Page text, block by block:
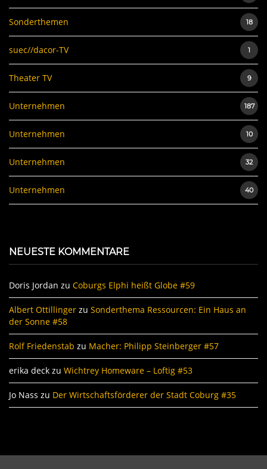
Sonderthemen 18
suec//dacor-TV 1
Theater TV 9
Unternehmen 187
Unternehmen 10
Unternehmen 32
Unternehmen 40
NEUESTE KOMMENTARE
Doris Jordan zu Coburgs Elphi heißt Globe #59
Albert Ottillinger zu Sonderthema Ressourcen: Ein Haus an
der Sonne #58
Rolf Friedenstab zu Macher: Philipp Steinberger #57
erika deck zu Wichtrey Homeware – Loftig #53
Jo Nass zu Der Wirtschaftsförderer der Stadt Coburg #35